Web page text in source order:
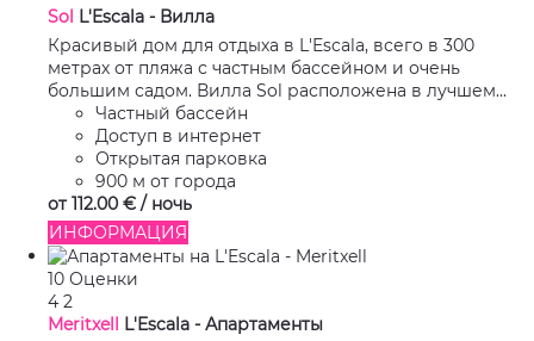
Sol L'Escala - Вилла
Красивый дом для отдыха в L'Escala, всего в 300
метрах от пляжа с частным бассейном и очень
большим садом. Вилла Sol расположена в лучшем...
Частный бассейн
Доступ в интернет
Открытая парковка
900 м от города
от 112.00 € / ночь
ИНФОРМАЦИЯ
10 Оценки
4 2
Meritxell L'Escala - Апартаменты